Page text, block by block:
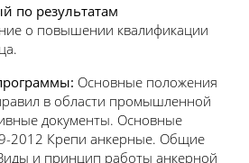
по результатам
о повышении квалификации
Основные положения
в области промышленной
документы. Основные
2012 Крепи анкерные. Общие
и принцип работы анкерной